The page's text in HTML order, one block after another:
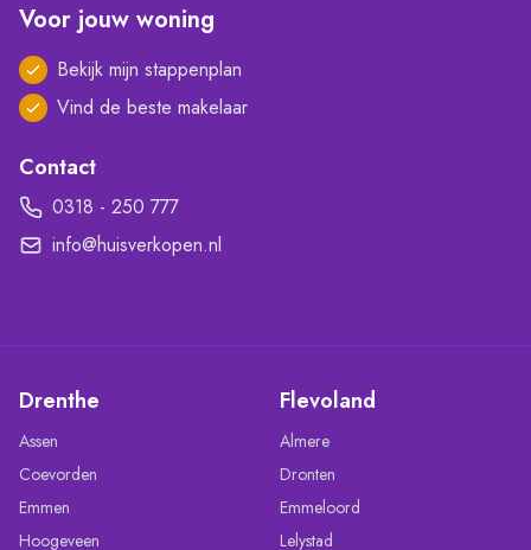
Voor jouw woning
Bekijk mijn stappenplan
Vind de beste makelaar
Contact
0318 - 250 777
info@huisverkopen.nl
Drenthe
Assen
Coevorden
Emmen
Hoogeveen
Flevoland
Almere
Dronten
Emmeloord
Lelystad